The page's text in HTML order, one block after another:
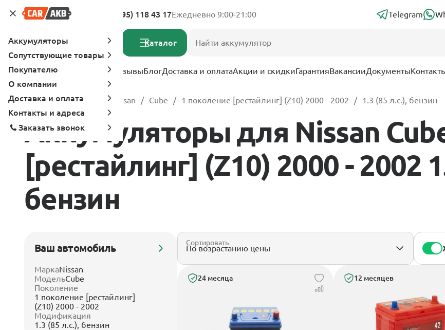
Адреса магазинов 8 (495) 118 43 17Ежедневно 9:00-21:00 Telegram
Каталог
Услуги Вопрос-ответ ОтзывыБлогДоставка и оплатаАкции и скидкиГарантияВакансииДокументы
Главная Каталог Nissan Cube 1 поколение [рестайлинг] (Z10) 2000 - 2002 1.3 (85 л.с.), бензин
Аккумуляторы для Nissan
[рестайлинг] (Z10) 2000 - 2002
бензин
Ваш автомобиль
МаркаNissan
МодельCube
Поколение
1 поколение [рестайлинг]
(Z10) 2000 - 2002
Модификация
1.3 (85 л.с.), бензин
Сортировать
24 месяца 12 месяцев
Аккумуляторы
Сопутствующие товары
Покупателю
О компании
Доставка и оплата
Контакты и адреса
Заказать звонок